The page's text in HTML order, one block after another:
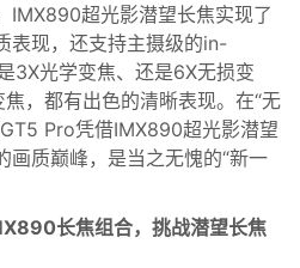
IMX890超光影潜望长焦实现了
表现， 还支持主摄级的in-
3X光学变焦、还是6X无损变
， 都有出色的清晰表现。 在“无
Pro凭借IMX890超光影潜望
画质巅峰， 是当之无愧的“新一
长焦组合，挑战潜望长焦